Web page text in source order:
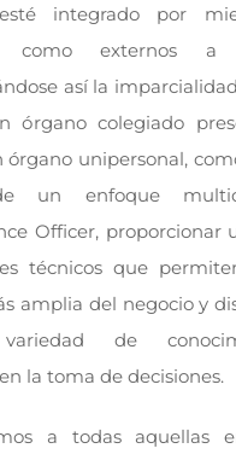
integrado por
como externos a
así la
órgano colegiado
órgano unipersonal,
un enfoque
Officer, proporcionar
técnicos que
amplia del negocio y
de
la toma de decisiones.
a todas aquellas